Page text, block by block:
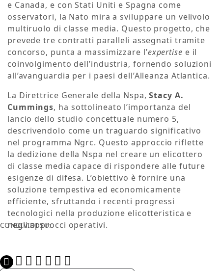
e Canada, e con Stati Uniti e Spagna come
osservatori, la Nato mira a sviluppare un velivolo
multiruolo di classe media. Questo progetto, che
prevede tre contratti paralleli assegnati tramite
concorso, punta a massimizzare l’expertise e il
coinvolgimento dell’industria, fornendo soluzioni
all’avanguardia per i paesi dell’Alleanza Atlantica.
La Direttrice Generale della Nspa,Stacy A.
Cummings, ha sottolineato l’importanza del
lancio dello studio concettuale numero 5,
descrivendolo come un traguardo significativo
nel programma Ngrc. Questo approccio riflette
la dedizione della Nspa nel creare un elicottero
di classe media capace di rispondere alle future
esigenze di difesa. L’obiettivo è fornire una
soluzione tempestiva ed economicamente
efficiente, sfruttando i recenti progressi
tecnologici nella produzione elicotteristica e
negli approcci operativi.
CONDIVIDI SU: